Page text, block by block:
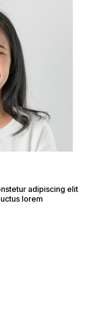
adipiscing elit
lorem